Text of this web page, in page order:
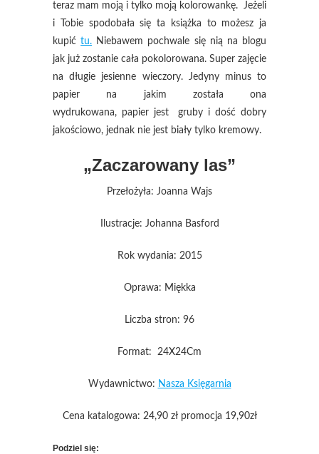
teraz mam moją i tylko moją kolorowankę. Jeżeli
i Tobie spodobała się ta książka to możesz ja
kupićtu. Niebawem pochwale się nią na blogu
jak już zostanie cała pokolorowana. Super zajęcie
na długie jesienne wieczory. Jedyny minus to
papier na jakim została ona
wydrukowana, papier jest gruby i dość dobry
jakościowo, jednak nie jest biały tylko kremowy.
„Zaczarowany las”
Przełożyła: Joanna Wajs
Ilustracje: Johanna Basford
Rok wydania: 2015
Oprawa: Miękka
Liczba stron: 96
Format: 24X24Cm
Wydawnictwo: Nasza Księgarnia
Cena katalogowa: 24,90 zł promocja 19,90zł
Podziel się: